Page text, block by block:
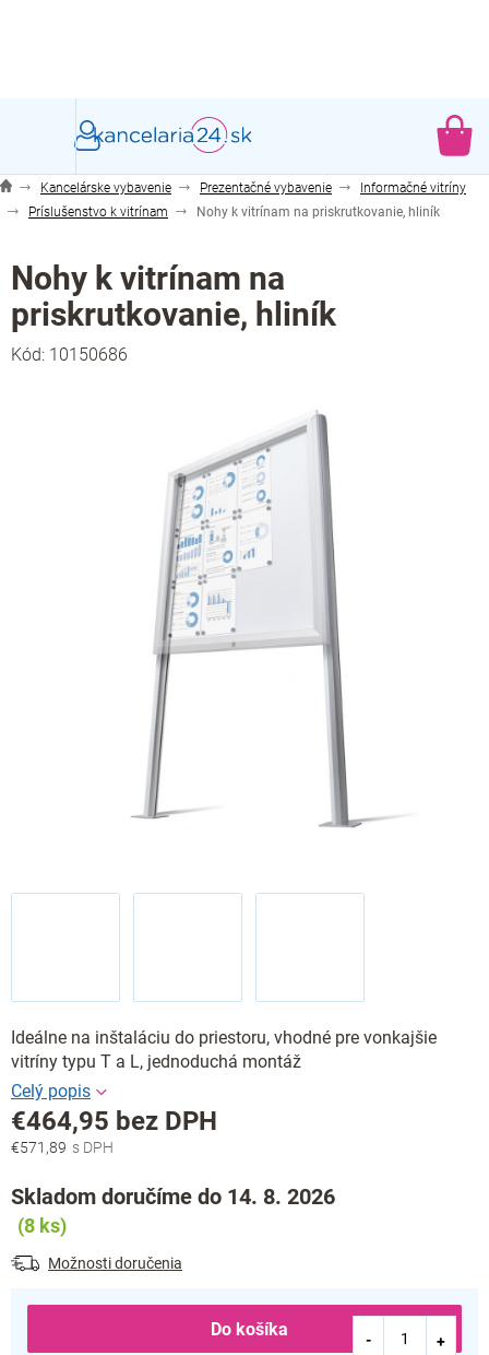
Kancelárske vybavenie Prezentačné vybavenie
Informačné vitríny
Príslušenstvo k vitrínam
Nohy k vitrínam na priskrutkovanie, hliník
Nohy k vitrínam na
priskrutkovanie, hliník
Kód: 10150686
Ideálne na inštaláciu do priestoru, vhodné pre vonkajšie
vitríny typu T a L, jednoduchá montáž
€571,89
€464,95 bez DPH
Jednotková
Skladom doručíme do 14. 8. 2026
(8 ks)
Možnosti doručenia
Do košíka